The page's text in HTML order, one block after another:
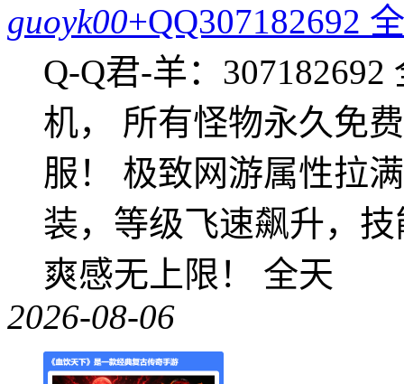
guoyk00+QQ307182692
Q-Q君-羊：
机， 所有怪物永久免
服！ 极致网游属性拉
装，等级飞速飙升，
爽感无上限！ 全天
2026-08-06